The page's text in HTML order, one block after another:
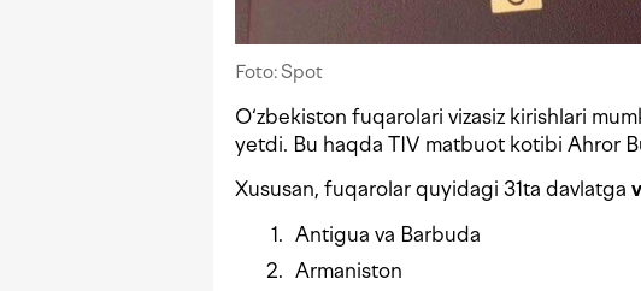
Foto: Spot
O‘zbekiston fuqarolari vizasiz kirishlari
yetdi. Bu haqda TIV matbuot kotibi Ahror
Xususan, fuqarolar quyidagi 31ta davlatga
Antigua va Barbuda
Armaniston